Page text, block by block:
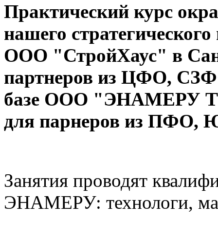
Практический курс
нашего
ООО "СтройХаус" в
партнеров из ЦФО,
базе ООО "ЭНАМЕРУ
для парнеров из ПФО,
Занятия проводят
ЭНАМЕРУ: технологи,